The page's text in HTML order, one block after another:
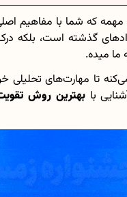
عادات افراد موفق
برنامه‌ ریزی درسی هشتم
که شما با مفاهیم
گذشته است، بلکه
میده.
تا مهارت‌های تحلیلی
با بهترین روش